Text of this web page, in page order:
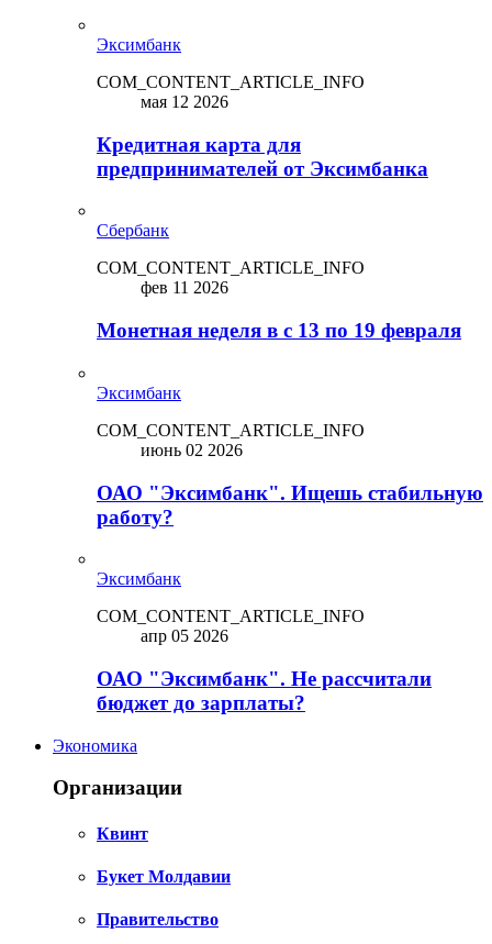
Эксимбанк
COM_CONTENT_ARTICLE_INFO
мая 12 2026
Кредитная карта для
предпринимателей от Эксимбанка
Сбербанк
COM_CONTENT_ARTICLE_INFO
фев 11 2026
Монетная неделя в с 13 по 19 февраля
Эксимбанк
COM_CONTENT_ARTICLE_INFO
июнь 02 2026
ОАО "Эксимбанк". Ищешь стабильную
работу?
Эксимбанк
COM_CONTENT_ARTICLE_INFO
апр 05 2026
ОАО "Эксимбанк". Не рассчитали
бюджет до зарплаты?
Экономика
Организации
Квинт
Букет Молдавии
Правительство